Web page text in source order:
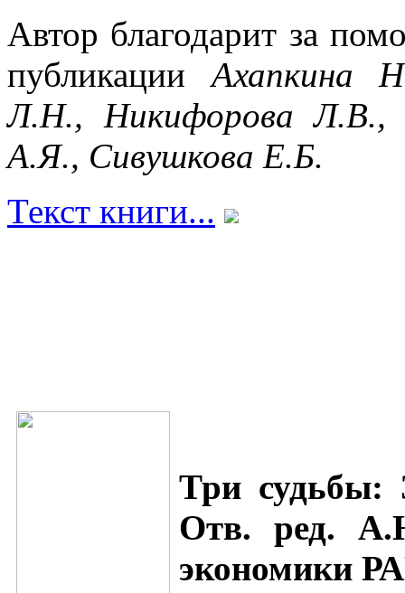
Автор благодарит за
публикацииАхапкина
Л.Н., Никифорова Л.В.,
А.Я., Сивушкова Е.Б.
Текст книги...
Три
Отв. ред.
экономики